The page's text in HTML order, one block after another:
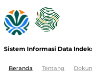
Sistem Informasi Data
Beranda Tentang